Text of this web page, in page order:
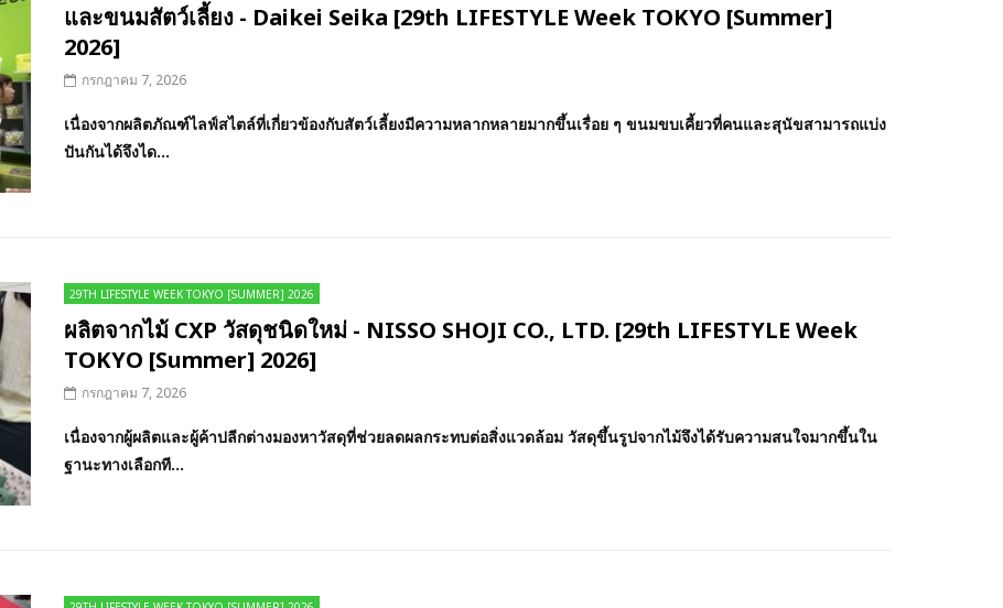
และขนมสัตว์เลี้ยง - Daikei Seika [29th LIFESTYLE Week TOKYO [Summer]
2026]
กรกฎาคม 7, 2026
เนื่องจากผลิตภัณฑ์ไลฟ์สไตล์ที่เกี่ยวข้องกับสัตว์เลี้ยงมีความหลากหลายมากขึ้นเรื่อย ๆ ขนมขบเคี้ยวที่คนและสุนัขสามารถแบ่ง
ปันกันได้จึงได...
29TH LIFESTYLE WEEK TOKYO [SUMMER] 2026
ผลิตจากไม้ CXP วัสดุชนิดใหม่ - NISSO SHOJI CO., LTD. [29th LIFESTYLE Week
TOKYO [Summer] 2026]
กรกฎาคม 7, 2026
เนื่องจากผู้ผลิตและผู้ค้าปลีกต่างมองหาวัสดุที่ช่วยลดผลกระทบต่อสิ่งแวดล้อม วัสดุขึ้นรูปจากไม้จึงได้รับความสนใจมากขึ้นใน
ฐานะทางเลือกที...